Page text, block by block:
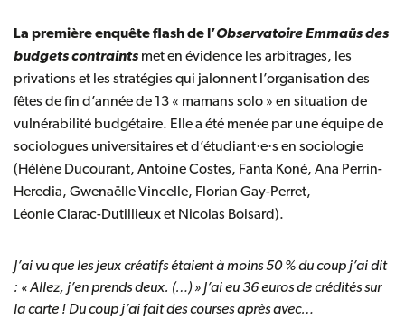
La première enquête flash de l’Observatoire Emmaüs des
budgets contraints met en évidence les arbitrages, les
privations et les stratégies qui jalonnent l’organisation des
fêtes de fin d’année de 13 « mamans solo » en situation de
vulnérabilité budgétaire. Elle a été menée par une équipe de
sociologues universitaires et d’étudiant·e·s en sociologie
(Hélène Ducourant, Antoine Costes, Fanta Koné, Ana Perrin-
Heredia, Gwenaëlle Vincelle, Florian Gay-Perret,
Léonie Clarac-Dutillieux et Nicolas Boisard).
J’ai vu que les jeux créatifs étaient à moins 50 % du coup j’ai dit
: « Allez, j’en prends deux. (…) » J’ai eu 36 euros de crédités sur
la carte ! Du coup j’ai fait des courses après avec…